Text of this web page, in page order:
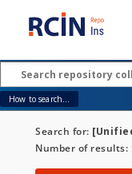
How to search...
Search for:
Number of results: